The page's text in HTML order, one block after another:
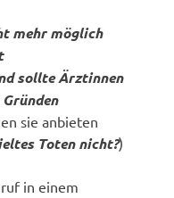
mehr möglich
sollte Ärztinnen
sie anbieten
Toten nicht?)
in einem